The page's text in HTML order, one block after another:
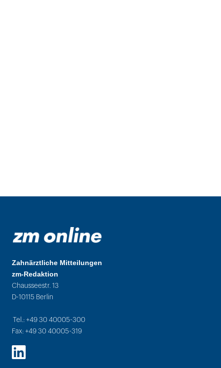
Zahnärztliche Mitteilungen
zm-Redaktion
Chausseestr. 13
D-10115 Berlin
Tel.: +49 30 40005-300
Fax: +49 30 40005-319
LinkedIn